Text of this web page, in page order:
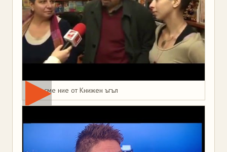
Това сме ние от Книжен ъгъл